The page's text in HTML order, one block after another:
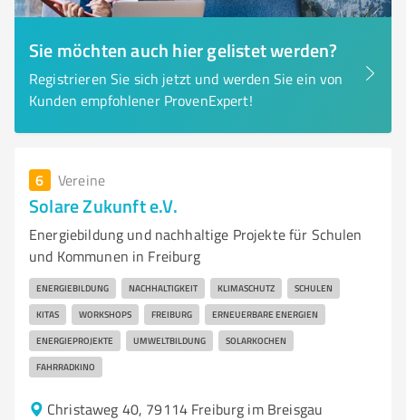
Sie möchten auch hier gelistet werden?
Registrieren Sie sich jetzt und werden Sie ein von
Kunden empfohlener ProvenExpert!
6 Vereine
Solare Zukunft e.V.
Energiebildung und nachhaltige Projekte für Schulen
und Kommunen in Freiburg
ENERGIEBILDUNG NACHHALTIGKEIT KLIMASCHUTZ SCHULEN
KITAS WORKSHOPS FREIBURG ERNEUERBARE ENERGIEN
ENERGIEPROJEKTE UMWELTBILDUNG SOLARKOCHEN
FAHRRADKINO
Christaweg 40, 79114 Freiburg im Breisgau